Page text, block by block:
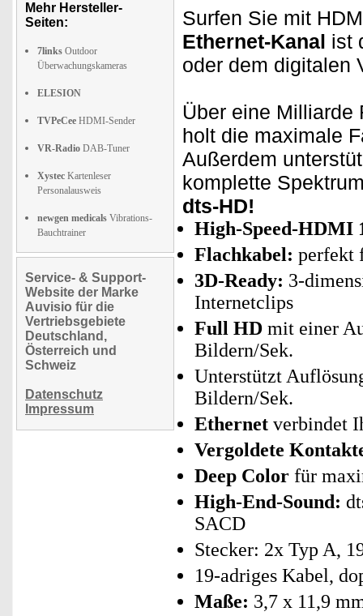
Mehr Hersteller-
Seiten:
7links Outdoor
Überwachungskameras
ELESION
TVPeCee HDMI-Sender
VR-Radio DAB-Tuner
Xystec Kartenleser
Personalausweis
newgen medicals Vibrations-
Bauchtrainer
Service- & Support-
Website der Marke
Auvisio für die
Vertriebsgebiete
Deutschland,
Österreich und
Schweiz
Datenschutz
Impressum
Surfen Sie mit
Ethernet-Kanal ist
oder dem digitalen
Über eine
holt die maximale
Außerdem
komplette
dts-HD!
High-Speed-HDMI
Flachkabel: perfekt
3D-Ready: 3-
Internetclips
Full HD mit einer
Bildern/Sek.
Unterstützt
Bildern/Sek.
Ethernet verbindet
Vergoldete
Deep Color für
High-End-Sound:
SACD
Stecker: 2x Typ A,
19-adriges Kabel,
Maße: 3,7 x 11,9